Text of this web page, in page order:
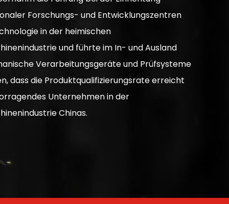
Forschungs- und Entwicklungszentren
in der heimischen
und führte im In- und Ausland
Verarbeitungsgeräte und Prüfsysteme
dass die Produktqualifizierungsrate erreicht
Unternehmen in der
Chinas.